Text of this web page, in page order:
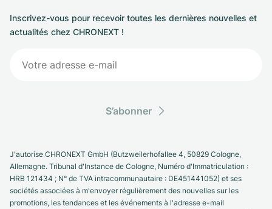
Inscrivez-vous pour recevoir toutes les dernières nouvelles et
actualités chez CHRONEXT !
S’abonner
J'autorise CHRONEXT GmbH (Butzweilerhofallee 4, 50829 Cologne,
Allemagne. Tribunal d'Instance de Cologne, Numéro d'Immatriculation :
HRB 121434 ; N° de TVA intracommunautaire : DE451441052) et ses
sociétés associées à m'envoyer régulièrement des nouvelles sur les
promotions, les tendances et les événements à l'adresse e-mail